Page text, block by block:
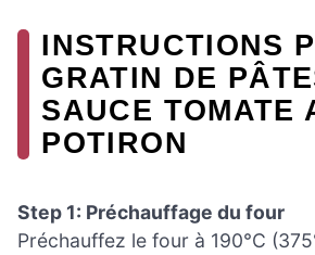
INSTRUCTIONS
GRATIN DE
SAUCE TOMATE
POTIRON
Step 1: Préchauffage du four
Préchauffez le four à 190°C